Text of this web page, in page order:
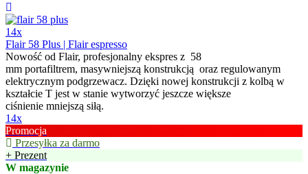
14x
Flair 58 Plus | Flair espresso
Nowość od Flair, profesjonalny ekspres z 58
mm portafiltrem, masywniejszą konstrukcją oraz regulowanym
elektrycznym podgrzewacz. Dzięki nowej konstrukcji z kolbą w
kształcie T jest w stanie wytworzyć jeszcze większe
ciśnienie mniejszą siłą.
14x
Promocja
Przesyłka za darmo
+ Prezent
W magazynie